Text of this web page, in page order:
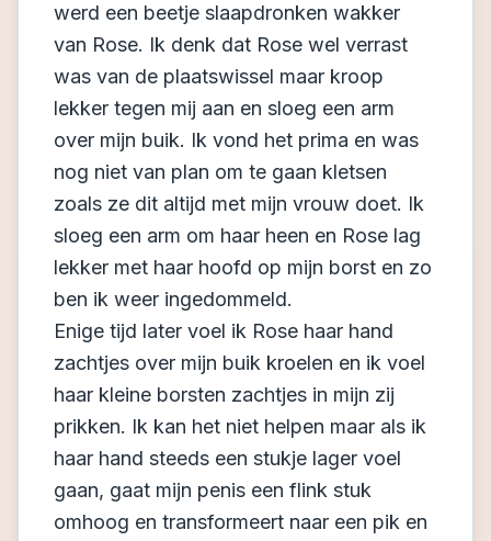
werd een beetje slaapdronken wakker
van Rose. Ik denk dat Rose wel verrast
was van de plaatswissel maar kroop
lekker tegen mij aan en sloeg een arm
over mijn buik. Ik vond het prima en was
nog niet van plan om te gaan kletsen
zoals ze dit altijd met mijn vrouw doet. Ik
sloeg een arm om haar heen en Rose lag
lekker met haar hoofd op mijn borst en zo
ben ik weer ingedommeld.
Enige tijd later voel ik Rose haar hand
zachtjes over mijn buik kroelen en ik voel
haar kleine borsten zachtjes in mijn zij
prikken. Ik kan het niet helpen maar als ik
haar hand steeds een stukje lager voel
gaan, gaat mijn penis een flink stuk
omhoog en transformeert naar een pik en